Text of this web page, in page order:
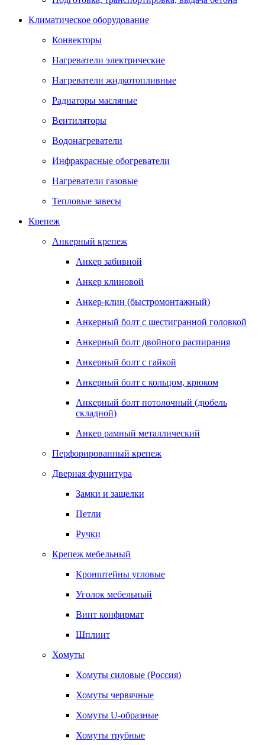
Климатическое оборудование
Конвекторы
Нагреватели электрические
Нагреватели жидкотопливные
Радиаторы масляные
Вентиляторы
Водонагреватели
Инфракрасные обогреватели
Нагреватели газовые
Тепловые завесы
Крепеж
Анкерный крепеж
Анкер забивной
Анкер клиновой
Анкер-клин (быстромонтажный)
Анкерный болт с шестигранной головкой
Анкерный болт двойного распирания
Анкерный болт с гайкой
Анкерный болт с кольцом, крюком
Анкерный болт потолочный (дюбель
складной)
Анкер рамный металлический
Перфорированный крепеж
Дверная фурнитура
Замки и защелки
Петли
Ручки
Крепеж мебельный
Кронштейны угловые
Уголок мебельный
Винт конфирмат
Шплинт
Хомуты
Хомуты силовые (Россия)
Хомуты червячные
Хомуты U-образные
Хомуты трубные